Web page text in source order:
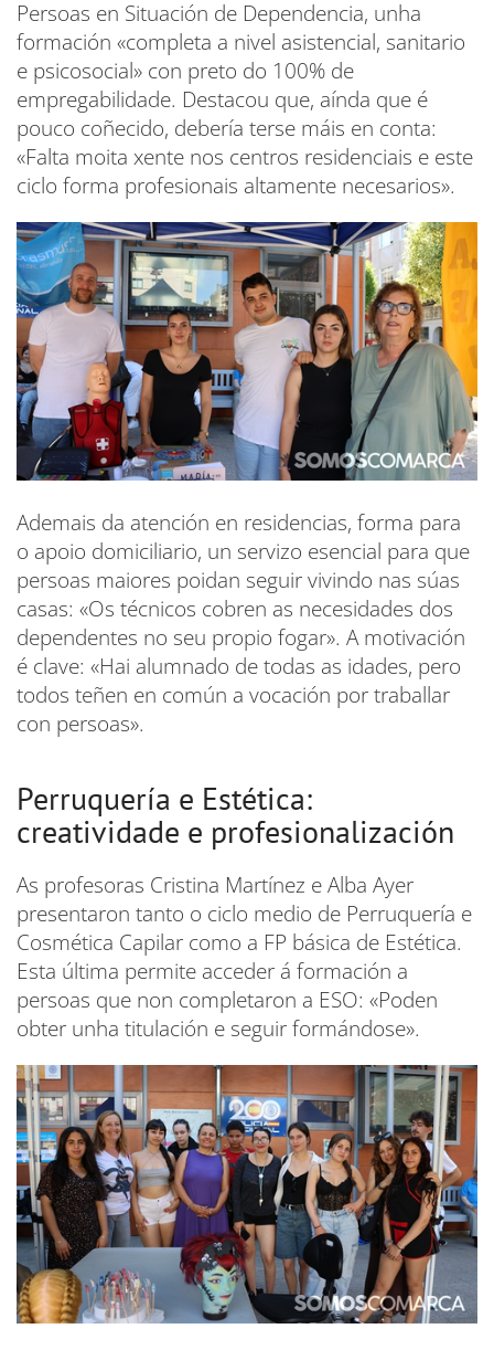
Persoas en Situación de Dependencia, unha
formación «completa a nivel asistencial, sanitario
e psicosocial» con preto do 100% de
empregabilidade. Destacou que, aínda que é
pouco coñecido, debería terse máis en conta:
«Falta moita xente nos centros residenciais e este
ciclo forma profesionais altamente necesarios».
Ademais da atención en residencias, forma para
o apoio domiciliario, un servizo esencial para que
persoas maiores poidan seguir vivindo nas súas
casas: «Os técnicos cobren as necesidades dos
dependentes no seu propio fogar». A motivación
é clave: «Hai alumnado de todas as idades, pero
todos teñen en común a vocación por traballar
con persoas».
Perruquería e Estética:
creatividade e profesionalización
As profesoras Cristina Martínez e Alba Ayer
presentaron tanto o ciclo medio de Perruquería e
Cosmética Capilar como a FP básica de Estética.
Esta última permite acceder á formación a
persoas que non completaron a ESO: «Poden
obter unha titulación e seguir formándose».